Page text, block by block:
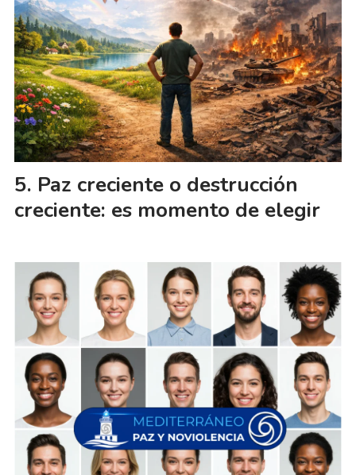
Paz creciente o destrucción
creciente: es momento de elegir